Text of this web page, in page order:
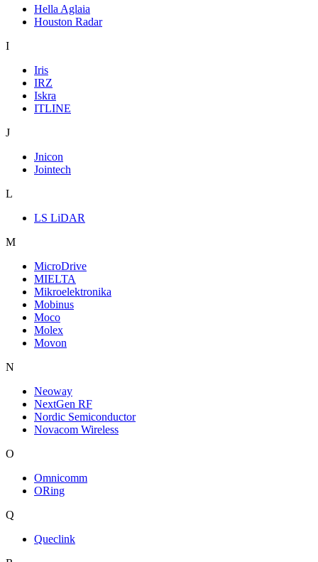
Hella Aglaia
Houston Radar
I
Iris
IRZ
Iskra
ITLINE
J
Jnicon
Jointech
L
LS LiDAR
M
MicroDrive
MIELTA
Mikroelektronika
Mobinus
Moco
Molex
Movon
N
Neoway
NextGen RF
Nordic Semiconductor
Novacom Wireless
O
Omnicomm
ORing
Q
Queclink